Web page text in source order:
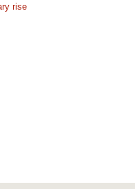
rise